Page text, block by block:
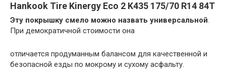
Hankook Tire Kinergy Eco 2 K435 175/70 R14 84T
Эту покрышку смело можно назвать универсальной.
При демократичной стоимости она
отличается продуманным балансом для качественной и
безопасной езды по мокрому и сухому асфальту.